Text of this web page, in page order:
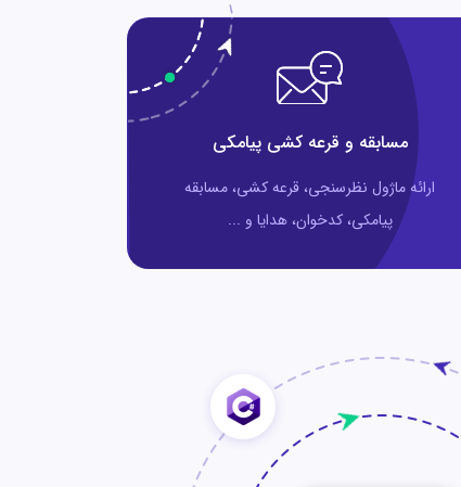
مسابقه و قرعه کشی پیامکی
ارائه ماژول نظرسنجی، قرعه کشی، مسابقه
پیامکی، کدخوان، هدایا و ...